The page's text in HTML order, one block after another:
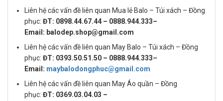
Liên hệ các vấn đề liên quan Mua lẻ Balo – Túi xách – Đồng
phục:ĐT: 0898.44.67.44 – 0888.944.333–
Email: balodep.shop@gmail.com
Liên hệ các vấn đề liên quan May Balo – Túi xách – Đồng
phục:ĐT: 0393.50.51.50 – 0888.944.333–
Email: maybalodongphuc@gmail.com
Liên hệ các vấn đề liên quan May Áo quần – Đồng
phục:ĐT: 0369.03.04.03 –